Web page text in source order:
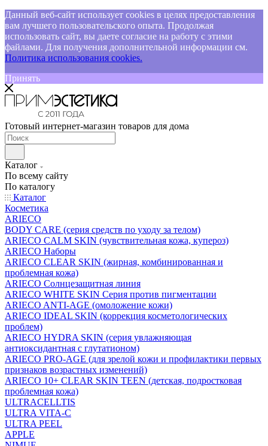
Данный веб-сайт использует cookies в целях предоставления
вам лучшего пользовательского опыта. Продолжая
использовать сайт, вы даете согласие на работу с этими
файлами. Для получения дополнительной информации см.
Политика использования cookies.
Принять
Готовый интернет-магазин товаров для дома
Каталог
По всему сайту
По каталогу
Каталог
Косметика
ARIECO
BODY CARE (серия средств по уходу за телом)
ARIECO CALM SKIN (чувствительная кожа, купероз)
ARIECO Наборы
ARIECO CLEAR SKIN (жирная, комбинированная и
проблемная кожа)
ARIECO Солнцезащитная линия
ARIECO WHITE SKIN Серия против пигментации
ARIECO ANTI-AGE (омоложение кожи)
ARIECO IDEAL SKIN (коррекция косметологических
проблем)
ARIECO HYDRA SKIN (серия увлажняющая
антиоксидантная с глутатионом)
ARIECO PRO-AGE (для зрелой кожи и профилактики первых
признаков возрастных изменений)
ARIECO 10+ CLEAR SKIN TEEN (детская, подростковая
проблемная кожа)
ULTRACELLTIS
ULTRA VITA-C
ULTRA PEEL
APPLE